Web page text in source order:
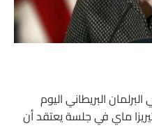
البريطاني اليوم
ماي في جلسة يعتقد أن